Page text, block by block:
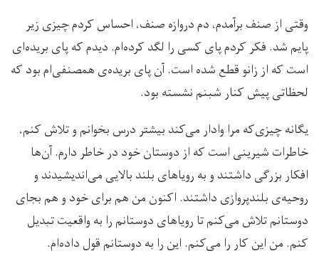
وقتی از صنف برآمدم، دم دروازه صنف، احساس کردم چیزی زیر
پایم شد. فکر کردم پای کسی را لگد کرده‌ام. دیدم که پای بریده‌ای
است که از زانو قطع شده است. آن پای بریده‌ی همصنفی‌ام بود که
لحظاتی پیش کنار شبنم نشسته بود.
یگانه چیزی‌که مرا وادار می‌کند بیشتر درس بخوانم و تلاش کنم،
خاطرات شیرینی‌ است که از دوستان خود در خاطر دارم. آن‌ها
افکار بزرگی داشتند و به رویاهای بلند بالایی می‌اندیشیدند و
روحیه‌ی بلندپروازی داشتند. اکنون من هم برای خود و هم بجای
دوستانم تلاش می‌کنم تا رویاهای دوستانم را به واقعیت تبدیل
کنم. من این‌ کار را می‌کنم. این را به دوستانم قول داده‌ام.